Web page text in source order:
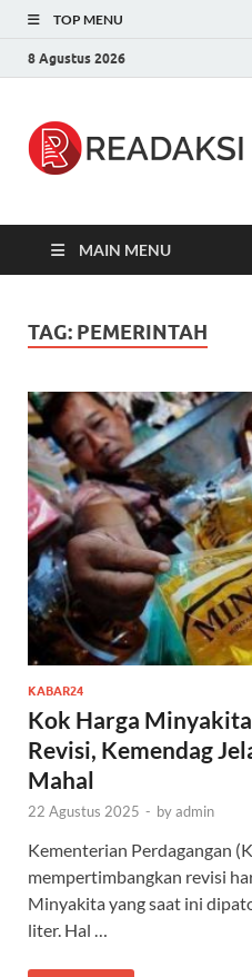
TOP MENU
8 Agustus 2026
MAIN MENU
TAG: PEMERINTAH
KABAR24
Kok Harga
Revisi, Kemendag
Mahal
22 Agustus 2025 - byadmin
Kementerian Perdagangan
mempertimbangkan revisi
Minyakita yang saat ini
liter. Hal …